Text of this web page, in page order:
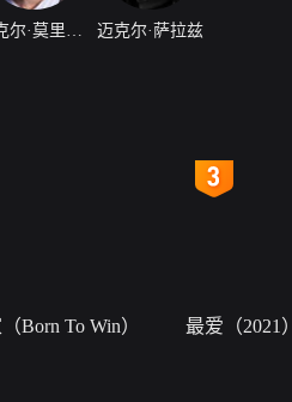
迈克尔·萨拉兹
Born To Win） 最爱（2021）